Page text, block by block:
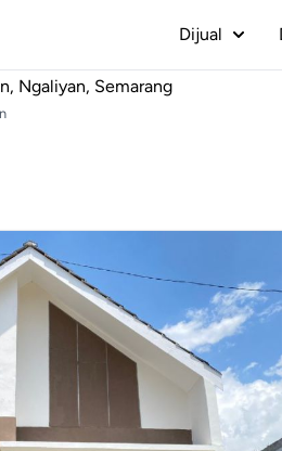
Dijual
Ngaliyan, Semarang